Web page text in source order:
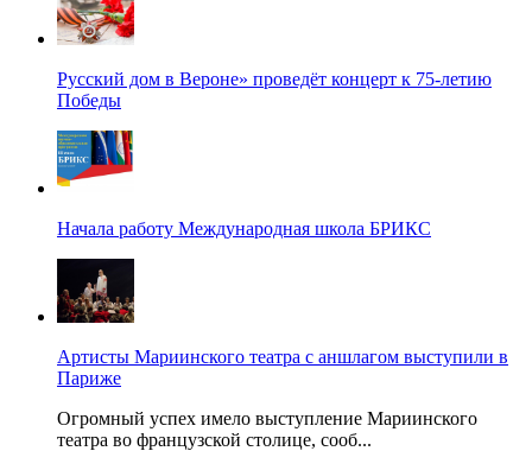
Русский дом в Вероне» проведёт концерт к 75-летию
Победы
Начала работу Международная школа БРИКС
Артисты Мариинского театра с аншлагом выступили в
Париже
Огромный успех имело выступление Мариинского
театра во французской столице, сооб...